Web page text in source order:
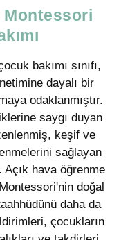
Montessori
bakımı sınıfı,
dayalı bir
odaklanmıştır.
saygı duyan
keşif ve
sağlayan
Açık hava öğrenme
doğal
daha da
çocukların